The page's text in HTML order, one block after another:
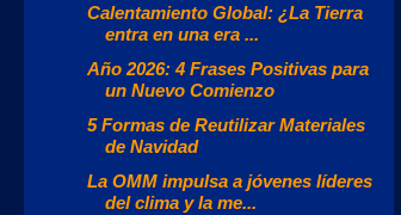
Calentamiento Global: ¿La Tierra
entra en una era ...
Año 2026: 4 Frases Positivas para
un Nuevo Comienzo
5 Formas de Reutilizar Materiales
de Navidad
La OMM impulsa a jóvenes líderes
del clima y la me...